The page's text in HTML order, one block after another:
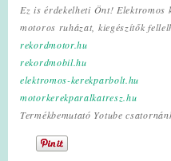
Ez is érdekelheti Önt! Elektromos
motoros ruházat, kiegészítők
rekordmotor.hu
rekordmobil.hu
elektromos-kerekparbolt.hu
motorkerekparalkatresz.hu
Termékbemutató Yotube